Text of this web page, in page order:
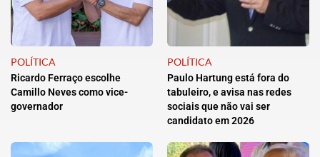
POLÍTICA
Ricardo Ferraço escolhe
Camillo Neves como vice-
governador
POLÍTICA
Paulo Hartung está fora do
tabuleiro, e avisa nas redes
sociais que não vai ser
candidato em 2026